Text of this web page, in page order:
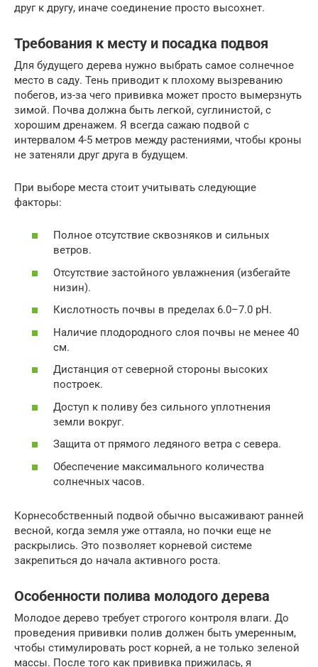
друг к другу, иначе соединение просто высохнет.
Требования к месту и посадка подвоя
Для будущего дерева нужно выбрать самое солнечное
место в саду. Тень приводит к плохому вызреванию
побегов, из-за чего прививка может просто вымерзнуть
зимой. Почва должна быть легкой, суглинистой, с
хорошим дренажем. Я всегда сажаю подвой с
интервалом 4-5 метров между растениями, чтобы кроны
не затеняли друг друга в будущем.
При выборе места стоит учитывать следующие
факторы:
Полное отсутствие сквозняков и сильных
ветров.
Отсутствие застойного увлажнения (избегайте
низин).
Кислотность почвы в пределах 6.0–7.0 pH.
Наличие плодородного слоя почвы не менее 40
см.
Дистанция от северной стороны высоких
построек.
Доступ к поливу без сильного уплотнения
земли вокруг.
Защита от прямого ледяного ветра с севера.
Обеспечение максимального количества
солнечных часов.
Корнесобственный подвой обычно высаживают ранней
весной, когда земля уже оттаяла, но почки еще не
раскрылись. Это позволяет корневой системе
закрепиться до начала активного роста.
Особенности полива молодого дерева
Молодое дерево требует строгого контроля влаги. До
проведения прививки полив должен быть умеренным,
чтобы стимулировать рост корней, а не только зеленой
массы. После того как прививка прижилась, я